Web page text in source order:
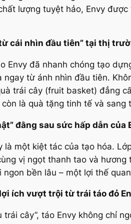
lượng tuyệt hảo, Envy
từ cái nhìn đầu tiên” tại thị
Envy đã nhanh chóng tạo
ngay từ ánh nhìn đầu tiên.
trái cây (fruit basket) đẳng
là quà tặng tinh tế và sang
đằng sau sức hấp dẫn của
là một kiệt tác của tạo hóa.
vị ngọt thanh tao và hương
ngon bền lâu – một lợi thế
ích vượt trội từ trái táo đỏ
trái cây”, táo Envy không chỉ